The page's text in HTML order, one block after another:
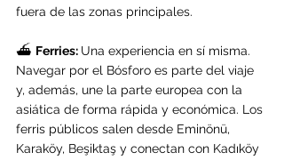
fuera de las zonas principales.
⛴️ Ferries: Una experiencia en sí misma.
Navegar por el Bósforo es parte del viaje
y, además, une la parte europea con la
asiática de forma rápida y económica. Los
ferris públicos salen desde Eminönü,
Karaköy, Beşiktaş y conectan con Kadıköy